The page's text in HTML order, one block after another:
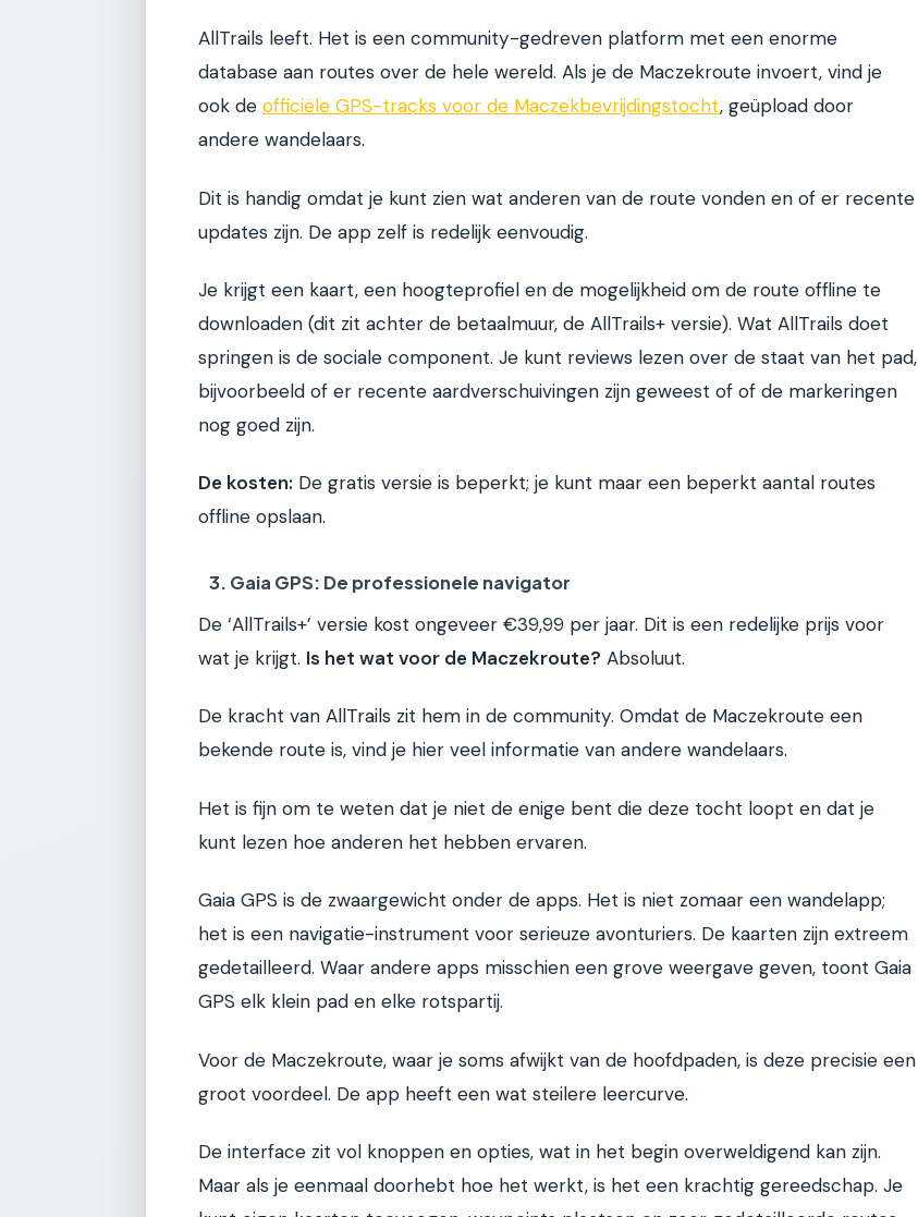
AllTrails leeft. Het is een community-gedreven platform met een enorme
database aan routes over de hele wereld. Als je de Maczekroute invoert, vind je
ook de officiële GPS-tracks voor de Maczekbevrijdingstocht, geüpload door
andere wandelaars.
Dit is handig omdat je kunt zien wat anderen van de route vonden en of er recente
updates zijn. De app zelf is redelijk eenvoudig.
Je krijgt een kaart, een hoogteprofiel en de mogelijkheid om de route offline te
downloaden (dit zit achter de betaalmuur, de AllTrails+ versie). Wat AllTrails doet
springen is de sociale component. Je kunt reviews lezen over de staat van het pad,
bijvoorbeeld of er recente aardverschuivingen zijn geweest of of de markeringen
nog goed zijn.
De kosten: De gratis versie is beperkt; je kunt maar een beperkt aantal routes
offline opslaan.
3. Gaia GPS: De professionele navigator
De ‘AllTrails+’ versie kost ongeveer €39,99 per jaar. Dit is een redelijke prijs voor
wat je krijgt. Is het wat voor de Maczekroute? Absoluut.
De kracht van AllTrails zit hem in de community. Omdat de Maczekroute een
bekende route is, vind je hier veel informatie van andere wandelaars.
Het is fijn om te weten dat je niet de enige bent die deze tocht loopt en dat je
kunt lezen hoe anderen het hebben ervaren.
Gaia GPS is de zwaargewicht onder de apps. Het is niet zomaar een wandelapp;
het is een navigatie-instrument voor serieuze avonturiers. De kaarten zijn extreem
gedetailleerd. Waar andere apps misschien een grove weergave geven, toont Gaia
GPS elk klein pad en elke rotspartij.
Voor de Maczekroute, waar je soms afwijkt van de hoofdpaden, is deze precisie een
groot voordeel. De app heeft een wat steilere leercurve.
De interface zit vol knoppen en opties, wat in het begin overweldigend kan zijn.
Maar als je eenmaal doorhebt hoe het werkt, is het een krachtig gereedschap. Je